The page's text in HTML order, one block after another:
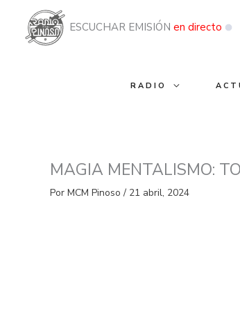
contenido
ESCUCHAR EMISIÓN en directo
RADIO
MAGIA MENTALISMO:
Por MCM Pinoso / 21 abril, 2024